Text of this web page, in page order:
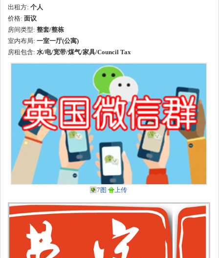
出租方: 个人
价格: 面议
房间类型: 整套/整栋
室内布局: 一室一厅(公寓)
房租包含: 水/电/宽带/煤气/家具/Council Tax
7图 上传